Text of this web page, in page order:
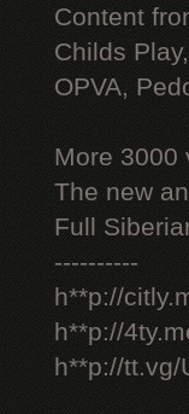
Content
Childs
OPVA,
More 3000
The new
Full
----------
h**p://
h**p://
h**p://tt.vg/